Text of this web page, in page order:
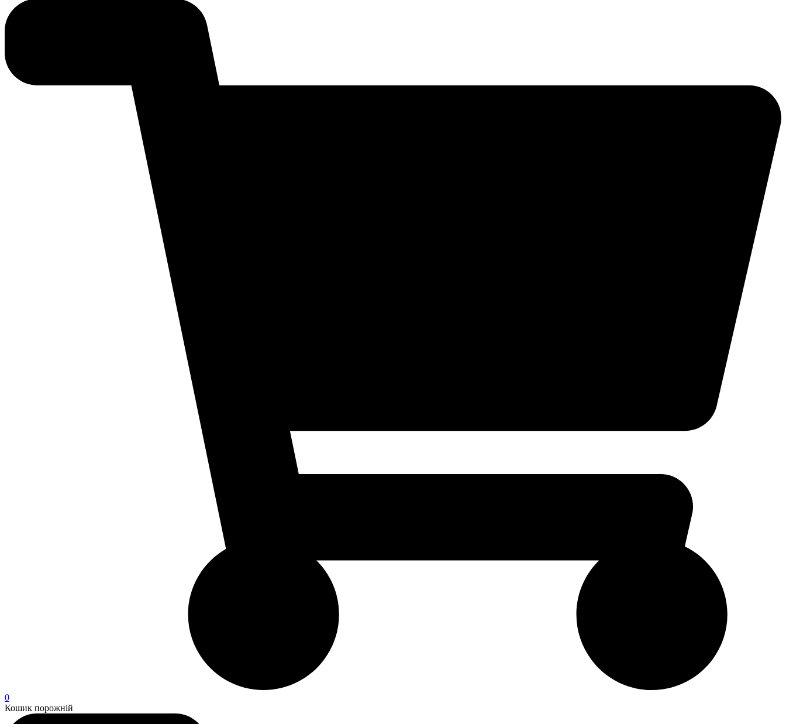
0
Кошик порожній